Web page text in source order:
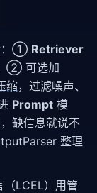
：① Retriever
② 可选加
缩，过滤噪声、
Prompt 模
缺信息就说不
整理
（LCEL）用管